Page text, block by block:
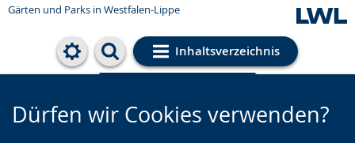
Gärten und Parks in Westfalen-Lippe
Inhaltsverzeichnis
Cookie-Einstellungen
Dürfen wir Cookies verwenden?